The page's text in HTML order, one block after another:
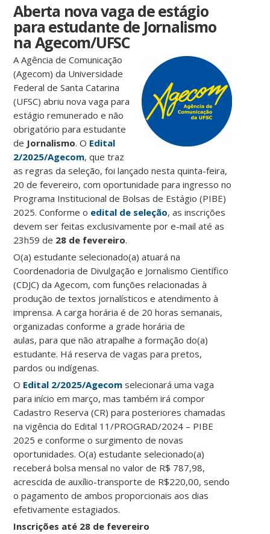
Aberta nova vaga de estágio
para estudante de Jornalismo
na Agecom/UFSC
A Agência de Comunicação
(Agecom) da Universidade
Federal de Santa Catarina
(UFSC) abriu nova vaga para
estágio remunerado e não
obrigatório para estudante
de Jornalismo. O Edital
2/2025/Agecom, que traz
as regras da seleção, foi lançado nesta quinta-feira,
20 de fevereiro, com oportunidade para ingresso no
Programa Institucional de Bolsas de Estágio (PIBE)
2025. Conforme o edital de seleção, as inscrições
devem ser feitas exclusivamente por e-mail até as
23h59 de 28 de fevereiro.
O(a) estudante selecionado(a) atuará na
Coordenadoria de Divulgação e Jornalismo Científico
(CDJC) da Agecom, com funções relacionadas à
produção de textos jornalísticos e atendimento à
imprensa. A carga horária é de 20 horas semanais,
organizadas conforme a grade horária de
aulas, para que não atrapalhe a formação do(a)
estudante. Há reserva de vagas para pretos,
pardos ou indígenas.
O Edital 2/2025/Agecom selecionará uma vaga
para início em março, mas também irá compor
Cadastro Reserva (CR) para posteriores chamadas
na vigência do Edital 11/PROGRAD/2024 – PIBE
2025 e conforme o surgimento de novas
oportunidades. O(a) estudante selecionado(a)
receberá bolsa mensal no valor de R$ 787,98,
acrescida de auxílio-transporte de R$220,00, sendo
o pagamento de ambos proporcionais aos dias
efetivamente estagiados.
Inscrições até 28 de fevereiro